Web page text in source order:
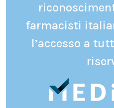
farmacisti
l’accesso a